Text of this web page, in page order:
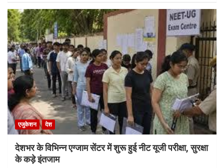
एजुकेशन देश
देशभर के विभिन्न एग्जाम सेंटर में शुरू हुई नीट यूजी परीक्षा, सुरक्षा
के कड़े इंतजाम